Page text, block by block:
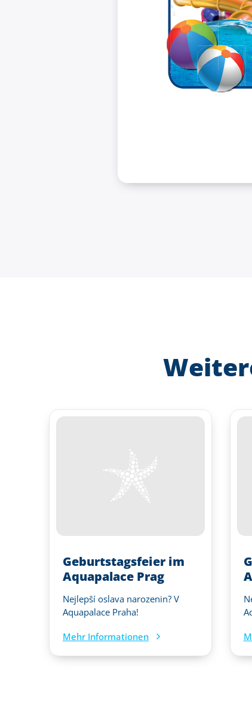
Geburtstagsfeier im
Aquapalace Prag
Nejlepší oslava narozenin? V
Aquapalace Praha!
Mehr Informationen